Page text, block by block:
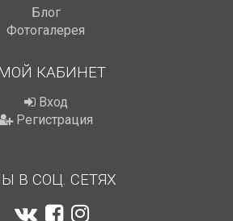
Блог
Фотогалерея
КАБИНЕТ
Вход
Регистрация
В СОЦ. СЕТЯХ